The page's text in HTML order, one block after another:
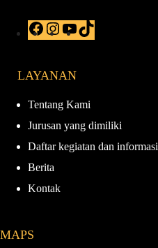
F
a
b
o
I
n
a
r
a
m
Y
o
e
i
LAYANAN
Tentang Kami
Jurusan yang dimiliki
Daftar kegiatan dan informasi
Berita
Kontak
MAPS